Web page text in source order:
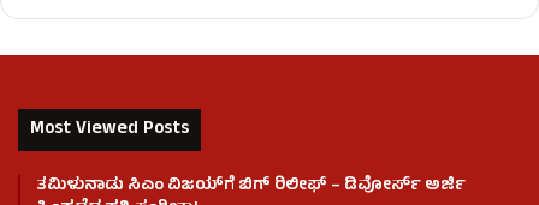
Most Viewed Posts
ತಮಿಳುನಾಡು ಸಿಎಂ ವಿಜಯ್‌ಗೆ ಬಿಗ್ ರಿಲೀಫ್ – ಡಿವೋರ್ಸ್ ಅರ್ಜಿ